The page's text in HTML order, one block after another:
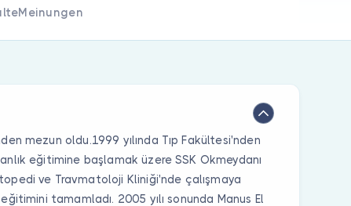
Meinungen
mezun oldu.1999 yılında Tıp Fakültesi'nden
eğitimine başlamak üzere SSK Okmeydanı
ve Travmatoloji Kliniği'nde çalışmaya
tamamladı. 2005 yılı sonunda Manus El